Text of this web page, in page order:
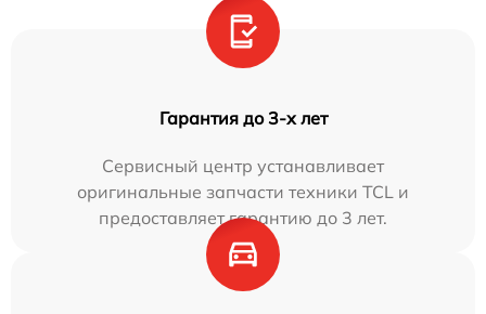
Гарантия до 3-х лет
Сервисный центр устанавливает
оригинальные запчасти техники TCL и
предоставляет гарантию до 3 лет.